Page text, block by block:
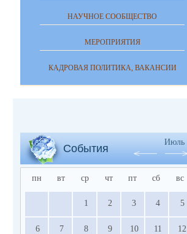
НАУЧНОЕ СООБЩЕСТВО
МЕРОПРИЯТИЯ
КАДРОВАЯ ПОЛИТИКА, ВАКАНСИИ
События
Июль
пн вт ср чт пт сб вс
1 2 3 4 5
6 7 8 9 10 11 12